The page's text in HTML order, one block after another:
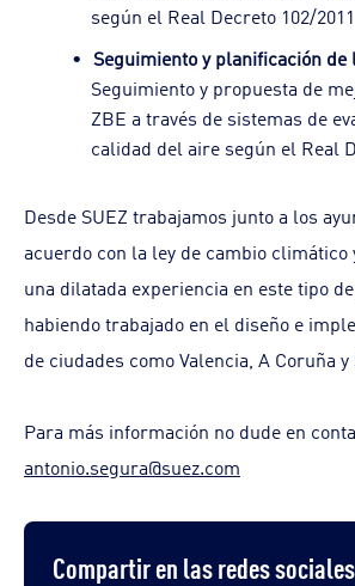
según el Real Decreto 102/2011
Seguimiento y planificación de
Seguimiento y propuesta de
ZBE a través de sistemas de
calidad del aire según el Real
Desde SUEZ trabajamos junto a los
acuerdo con la ley de cambio climático
una dilatada experiencia en este tipo
habiendo trabajado en el diseño e
de ciudades como Valencia, A Coruña y
Para más información no dude en
antonio.segura@suez.com
Compartir en las redes sociales